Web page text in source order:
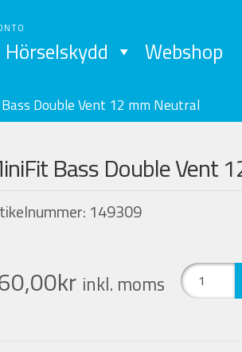
Hörselskydd Webshop
Double Vent 12 mm Neutral
Bass Double Vent
kr inkl. moms
149309
MiniFit
Bass